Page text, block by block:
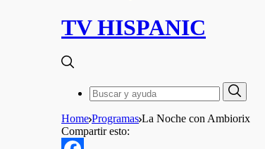
TV HISPANIC
Search
for:
Home Programas La Noche con Ambiorix
Compartir esto: